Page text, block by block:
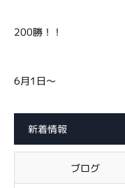
200勝！！
6月1日～
新着情報
ブログ